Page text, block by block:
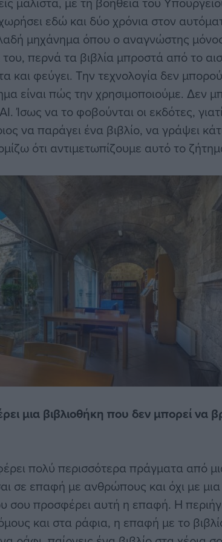
εδώ και δύο χρόνια στον
μηχάνημα όπου ο αναγνώστης
περνά τα βιβλία μπροστά από το
και φεύγει. Την τεχνολογία δεν
είναι πώς την χρησιμοποιούμε. Δεν
Ίσως να το φοβούνται οι εκδότες,
να παράγει ένα βιβλίο, να γράψει
ότι αντιμετωπίζουμε αυτό το
μια βιβλιοθήκη που δεν μπορεί να
πολύ περισσότερα πράγματα από
σε επαφή με ανθρώπους και όχι με
σου προσφέρει αυτή η επαφή. Η
και στα ράφια, η επαφή με το